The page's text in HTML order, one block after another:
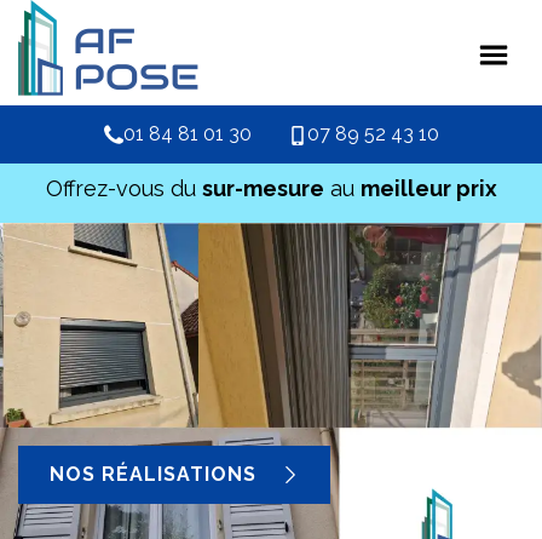
01 84 81 01 30 07 89 52 43 10
Offrez-vous du sur-mesure au meilleur prix
NOS RÉALISATIONS